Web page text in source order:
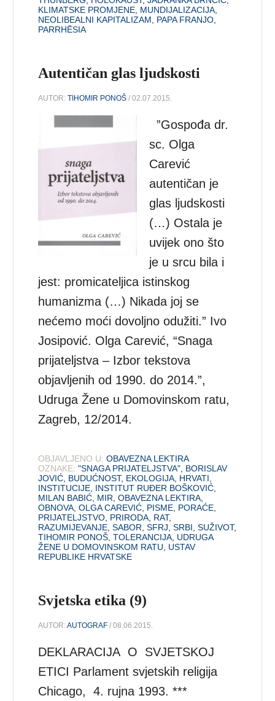
KLIMATSKE PROMJENE, MUNDIJALIZACIJA,
NEOLIBEALNI KAPITALIZAM, PAPA FRANJO,
PARRHĒSIA
Autentičan glas ljudskosti
AUTOR:TIHOMIR PONOŠ / 02.07.2015.
”Gospođa dr.
sc. Olga
Carević
autentičan je
glas ljudskosti
(…) Ostala je
uvijek ono što
je u srcu bila i
jest: promicateljica istinskog
humanizma (…) Nikada joj se
nećemo moći dovoljno odužiti.” Ivo
Josipović. Olga Carević, “Snaga
prijateljstva – Izbor tekstova
objavljenih od 1990. do 2014.”,
Udruga Žene u Domovinskom ratu,
Zagreb, 12/2014.
OBJAVLJENO U: OBAVEZNA LEKTIRA
OZNAKE: "SNAGA PRIJATELJSTVA", BORISLAV
JOVIĆ, BUDUĆNOST, EKOLOGIJA, HRVATI,
INSTITUCIJE, INSTITUT RUĐER BOŠKOVIĆ,
MILAN BABIĆ, MIR,OBAVEZNA LEKTIRA,
OBNOVA,OLGA CAREVIĆ, PISME, PORAĆE,
PRIJATELJSTVO, PRIRODA, RAT,
RAZUMIJEVANJE,SABOR,SFRJ,SRBI,SUŽIVOT,
TIHOMIR PONOŠ,TOLERANCIJA, UDRUGA
ŽENE U DOMOVINSKOM RATU, USTAV
REPUBLIKE HRVATSKE
Svjetska etika (9)
AUTOR:AUTOGRAF / 08.06.2015.
DEKLARACIJA O SVJETSKOJ
ETICI Parlament svjetskih religija
Chicago, 4. rujna 1993. ***